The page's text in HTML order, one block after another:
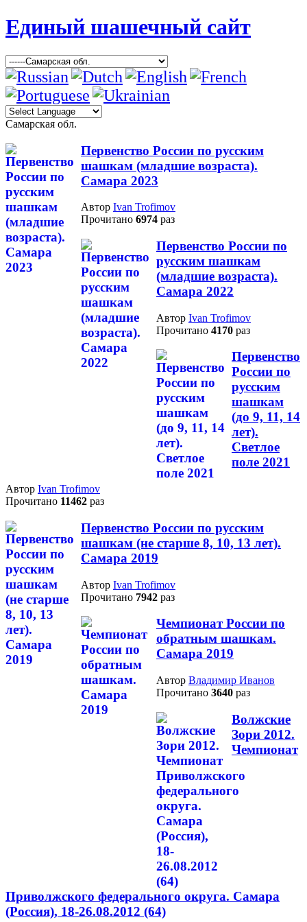
Единый шашечный сайт
Самарская обл.
Первенство России по русским
шашкам (младшие возраста).
Самара 2023
Автор Ivan Trofimov
Прочитано 6974 раз
Первенство России по
русским шашкам
(младшие возраста).
Самара 2022
Автор Ivan Trofimov
Прочитано 4170 раз
Первенство
России по
русским
шашкам
(до 9, 11, 14
лет).
Светлое
поле 2021
Автор Ivan Trofimov
Прочитано 11462 раз
Первенство России по русским
шашкам (не старше 8, 10, 13 лет).
Самара 2019
Автор Ivan Trofimov
Прочитано 7942 раз
Чемпионат России по
обратным шашкам.
Самара 2019
Автор Владимир Иванов
Прочитано 3640 раз
Волжские
Зори 2012.
Чемпионат
Приволжского федерального округа. Самара
(Россия), 18-26.08.2012 (64)